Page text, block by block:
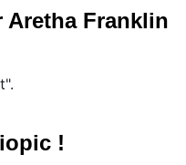
Franklin
!